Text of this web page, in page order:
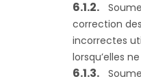
correction
incorrectes
lorsqu’elles